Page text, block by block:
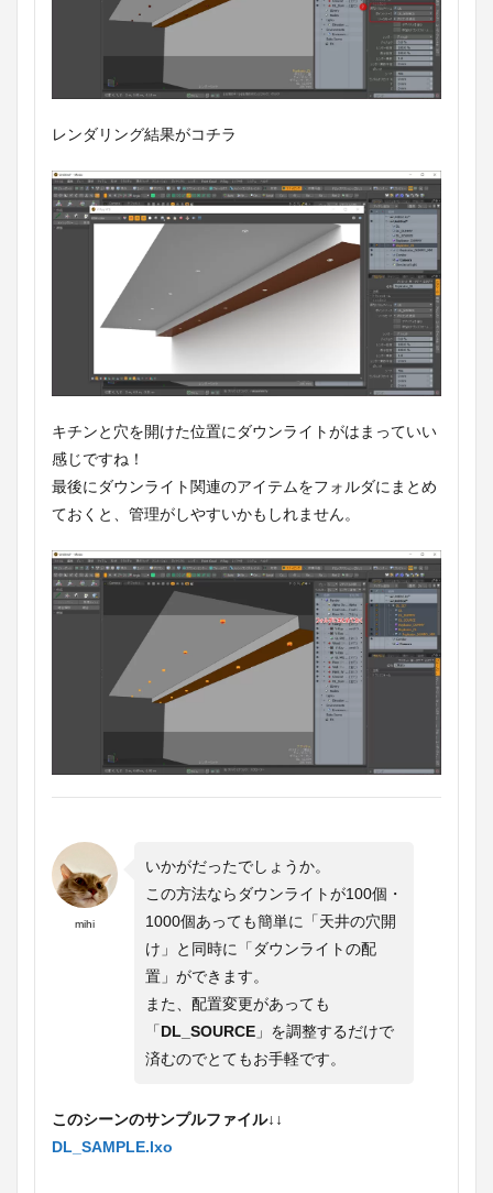
レンダリング結果がコチラ
キチンと穴を開けた位置にダウンライトがはまっていい
感じですね！
最後にダウンライト関連のアイテムをフォルダにまとめ
ておくと、管理がしやすいかもしれません。
mihi
いかがだったでしょうか。
この方法ならダウンライトが100個・
1000個あっても簡単に「天井の穴開
け」と同時に「ダウンライトの配
置」ができます。
また、配置変更があっても
「DL_SOURCE 」を調整するだけで
済むのでとてもお手軽です。
このシーンのサンプルファイル↓↓
DL_SAMPLE.lxo